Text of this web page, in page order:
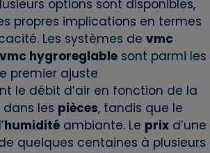
options sont disponibles,
propres implications en termes
Les systèmes de vmc
vmc hygroreglable sont parmi les
premier ajuste
le débit d’air en fonction de la
les pièces, tandis que le
humidité ambiante. Le prix d’une
quelques centaines à plusieurs